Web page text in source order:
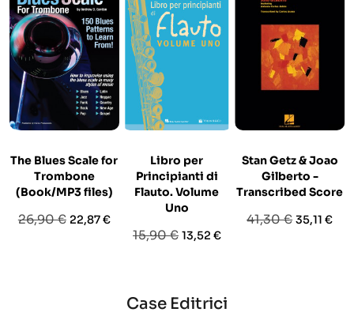
The Blues Scale for
Trombone
(Book/MP3 files)
Prezzo
26,90 € Prezzo
22,87 €
Libro per
Principianti di
Flauto. Volume
Uno
Prezzo
15,90 € Prezzo
13,52 €
Stan Getz & Joao
Gilberto -
Transcribed Score
Prezzo
41,30 € Prezzo
35,11 €
Case Editrici